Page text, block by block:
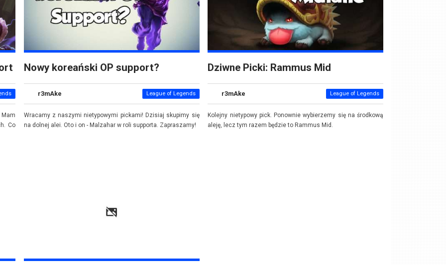
Co
Nowy koreański OP support?
r3mAke League of Legends
Wracamy z naszymi nietypowymi pickami! Dzisiaj skupimy się
na dolnej alei. Oto i on - Malzahar w roli supporta. Zapraszamy!
Dziwne Picki: Rammus Mid
r3mAke League of Legends
Kolejny nietypowy pick. Ponownie wybierzemy się na środkową
aleję, lecz tym razem będzie to Rammus Mid.